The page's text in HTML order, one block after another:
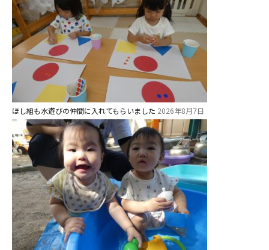
ほし組も水遊びの仲間に入れてもらいました 2026年8月7日